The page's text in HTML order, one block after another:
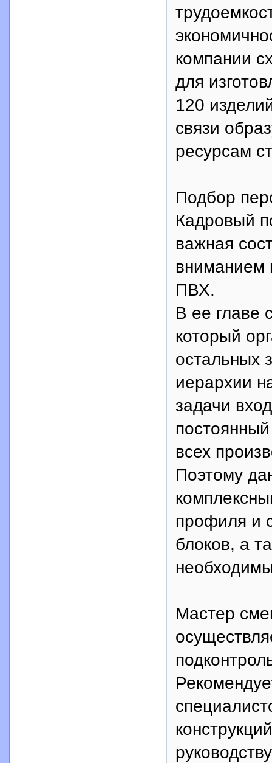
компании
для
120
связи
ресурсам
Подбор
Кадровый
важная
вниманием
ПВХ.
В ее главе
который
остальных
иерархии
задачи
всех
Поэтому
профиля и
блоков, а
Мастер